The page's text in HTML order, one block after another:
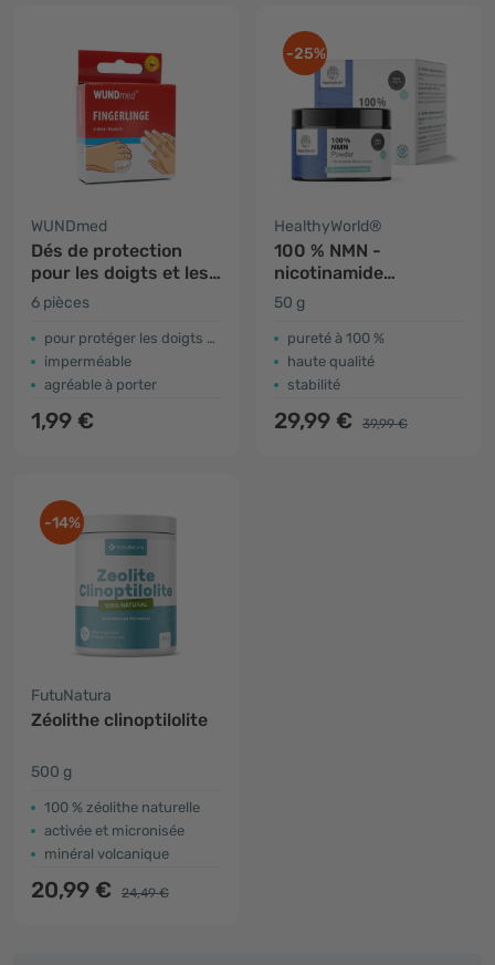
WUNDmed
Dés de protection
pour les doigts et les
orteils
6 pièces
pour protéger les doigts blessés
imperméable
agréable à porter
1,99 €
-25%
HealthyWorld®
100 % NMN -
nicotinamide
mononucleotide
50 g
pureté à 100 %
haute qualité
stabilité
29,99 € 39,99 €
-14%
FutuNatura
Zéolithe clinoptilolite
500 g
100 % zéolithe naturelle
activée et micronisée
minéral volcanique
20,99 € 24,49 €